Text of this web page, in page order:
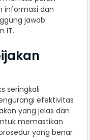
informasi dan
jawab
IT.
seringkali
efektivitas
yang jelas dan
memastikan
yang benar